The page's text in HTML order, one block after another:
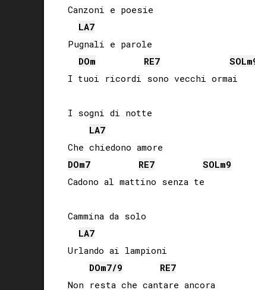
Canzoni e poesie
LA7
Pugnali e parole
DOm RE7 SOL
I tuoi ricordi sono vecchi ormai
I sogni di notte
LA7
DOm7 RE7 SOLm9
Cadono al mattino senza te
Cammina da solo
LA7
Urlando ai lampioni
DOm7/9 RE7
Non resta che cantare ancora